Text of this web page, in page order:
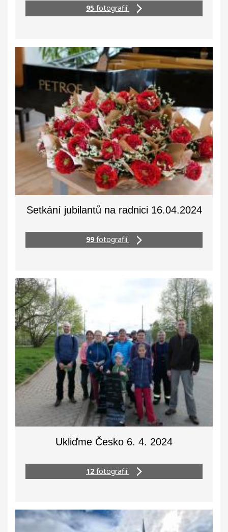
95 fotografií
Setkání jubilantů na radnici 16.04.2024
99 fotografií
Ukliďme Česko 6. 4. 2024
12 fotografií